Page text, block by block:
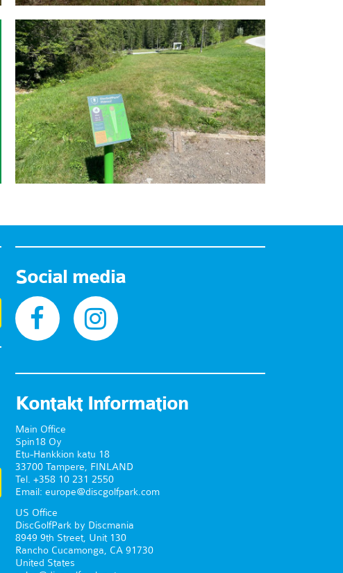
Social media
Kontakt Information
Main Office
Spin18 Oy
Etu-Hankkion katu 18
33700 Tampere, FINLAND
Tel. +358 10 231 2550
Email: europe@discgolfpark.com
US Office
DiscGolfPark by Discmania
8949 9th Street, Unit 130
Rancho Cucamonga, CA 91730
United States